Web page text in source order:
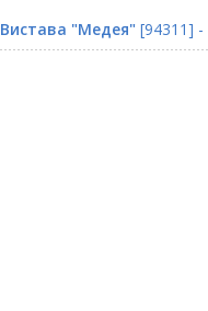
Вистава "Медея" [94311] -